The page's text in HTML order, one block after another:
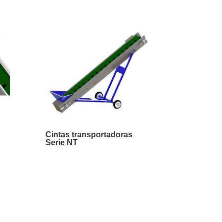
Cintas transportadoras
Serie NT